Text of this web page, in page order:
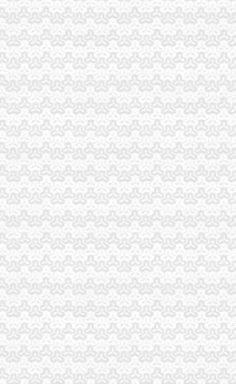
消费安全
名称查询核准服务措施
业执照注销场食品安全监管
注销场专项整活动
做好工资改革工作
显成效
廉政建设
人事工作会精
好企业动产押物登记工作
”代办注销分公司机关
场保消费安全
见成效
贯彻准备工作